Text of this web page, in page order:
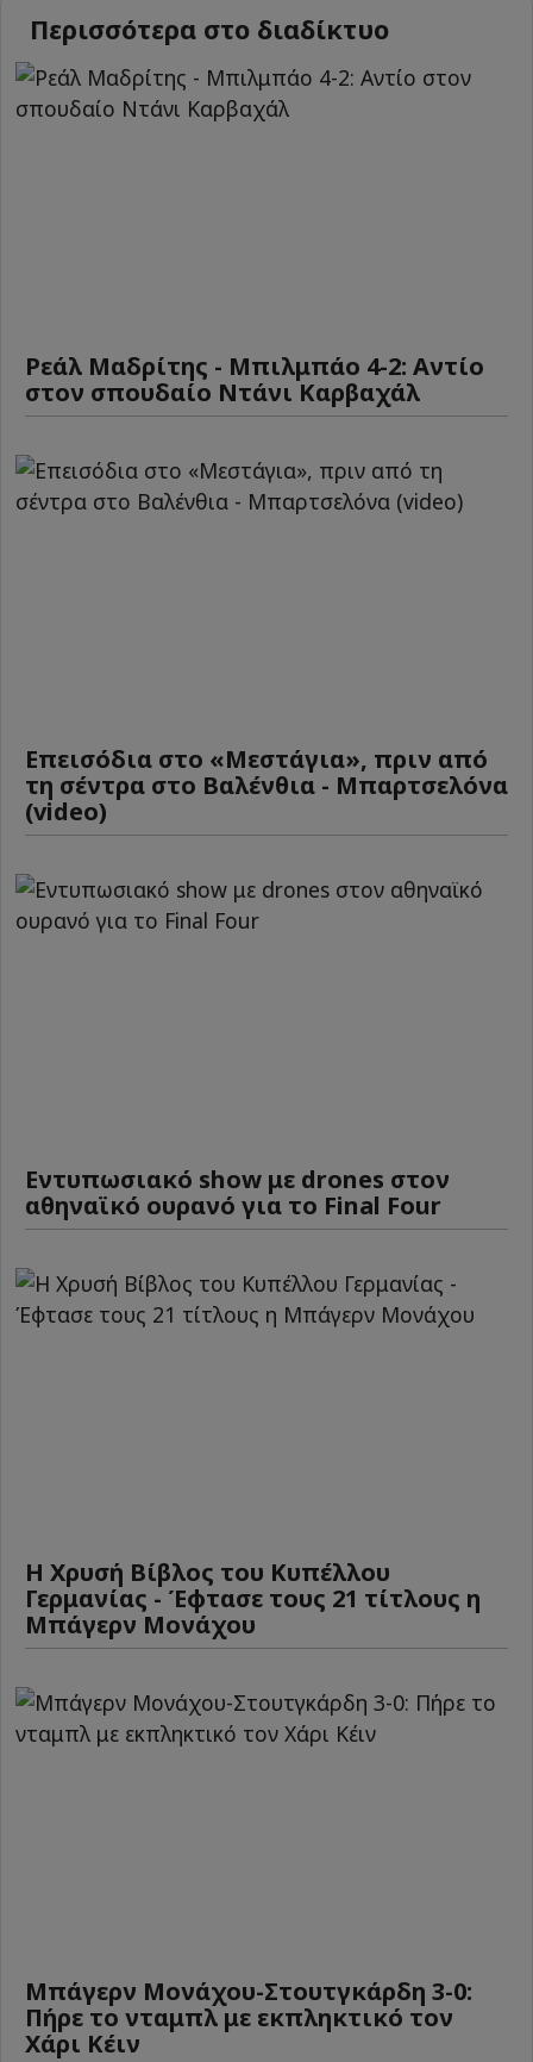
Περισσότερα στο διαδίκτυο
Ρεάλ Μαδρίτης - Μπιλμπάο 4-2: Αντίο
στον σπουδαίο Ντάνι Καρβαχάλ
Επεισόδια στο «Μεστάγια», πριν από
τη σέντρα στο Βαλένθια - Μπαρτσελόνα
(video)
Εντυπωσιακό show με drones στον
αθηναϊκό ουρανό για το Final Four
Η Χρυσή Βίβλος του Κυπέλλου
Γερμανίας - Έφτασε τους 21 τίτλους η
Μπάγερν Μονάχου
Μπάγερν Μονάχου-Στουτγκάρδη 3-0:
Πήρε το νταμπλ με εκπληκτικό τον
Χάρι Κέιν